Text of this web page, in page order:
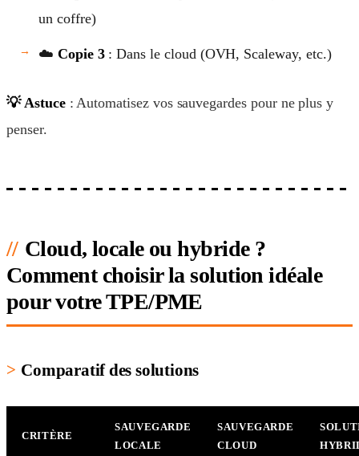
un coffre)
☁️ Copie 3: Dans le cloud (OVH, Scaleway, etc.)
💡 Astuce: Automatisez vos sauvegardes pour ne plus y
penser.
Cloud, locale ou hybride ?
Comment choisir la solution idéale
pour votre TPE/PME
Comparatif des solutions
CRITÈRE
SAUVEGARDE
LOCALE
SAUVEGARDE
CLOUD